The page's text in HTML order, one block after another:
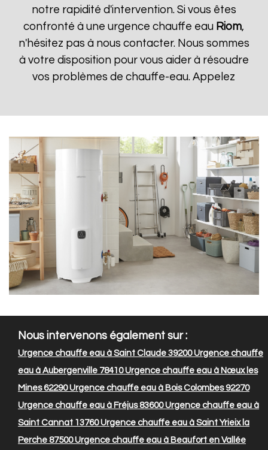
notre rapidité d'intervention. Si vous êtes
confronté à une urgence chauffe eau Riom,
n'hésitez pas à nous contacter. Nous sommes
à votre disposition pour vous aider à résoudre
vos problèmes de chauffe-eau. Appelez
Nous intervenons également sur :
Urgence chauffe eau à Saint Claude 39200Urgence chauffe
eau à Aubergenville 78410Urgence chauffe eau à Nœux les
Mines 62290Urgence chauffe eau à Bois Colombes 92270
Urgence chauffe eau à Fréjus 83600Urgence chauffe eau à
Saint Cannat 13760Urgence chauffe eau à Saint Yrieix la
Perche 87500Urgence chauffe eau à Beaufort en Vallée